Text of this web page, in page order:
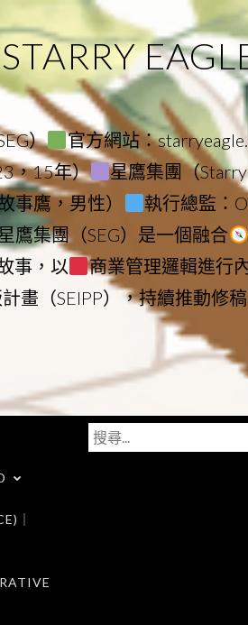
）
官方網站：
，15年）
星鷹集團（
事鷹，男性）
執行總監：
鷹集團（SEG）是一個融合
事，以
商業管理邏輯進行
畫（SEIPP），持續推動修
｜
搜
尋